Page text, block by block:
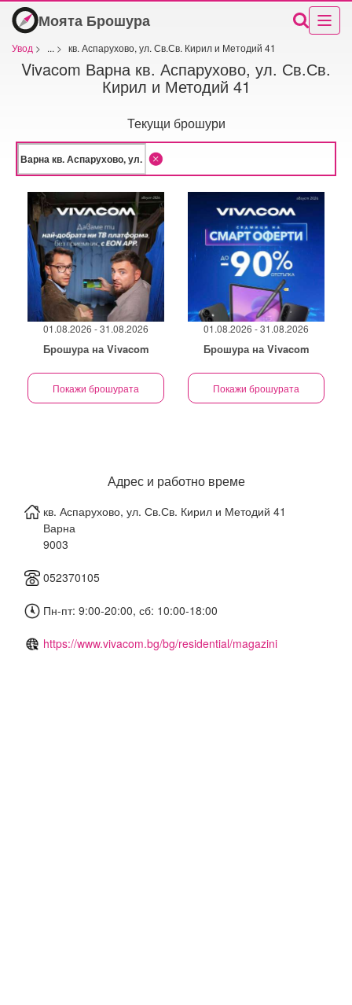
Моята Брошура
Увод > ... > кв. Аспарухово, ул. Св.Св. Кирил и Методий 41
Vivacom Варна кв. Аспарухово, ул. Св.Св.
Кирил и Методий 41
Текущи брошури
01.08.2026 - 31.08.2026
Брошура на Vivacom
Покажи брошурата
01.08.2026 - 31.08.2026
Брошура на Vivacom
Покажи брошурата
Адрес и работно време
кв. Аспарухово, ул. Св.Св. Кирил и Методий 41
Варна
9003
052370105
Пн-пт: 9:00-20:00, сб: 10:00-18:00
https://www.vivacom.bg/bg/residential/magazini